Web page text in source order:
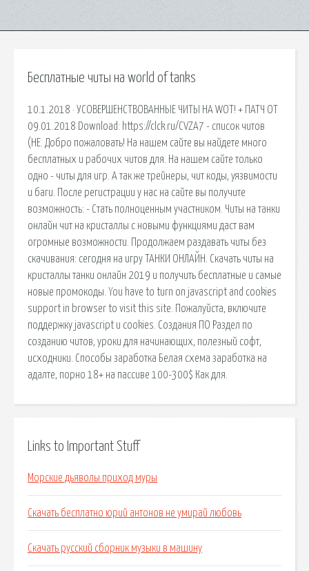
Бесплатные читы на world of tanks
10.1.2018 · УСОВЕРШЕНСТВОВАННЫЕ ЧИТЫ НА WOT! + ПАТЧ ОТ
09.01.2018 Download: https://clck.ru/CVZA7 - список читов
(НЕ. Добро пожаловать! На нашем сайте вы найдете много
бесплатных и рабочих читов для. На нашем сайте только
одно - читы для игр. А так же трейнеры, чит коды, уязвимости
и баги. После регистрации у нас на сайте вы получите
возможность: - Стать полноценным участником. Читы на танки
онлайн чит на кристаллы с новыми функциями даст вам
огромные возможности. Продолжаем раздавать читы без
скачивания: сегодня на игру ТАНКИ ОНЛАЙН. Скачать читы на
кристаллы танки онлайн 2019 и получить бесплатные и самые
новые промокоды. You have to turn on javascript and cookies
support in browser to visit this site. Пожалуйста, включите
поддержку javascript и cookies. Создания ПО Раздел по
созданию читов, уроки для начинающих, полезный софт,
исходники. Способы заработка Белая схема заработка на
адалте, порно 18+ на пассиве 100-300$ Как для.
Links to Important Stuff
Морские дьяволы приход муры
Скачать бесплатно юрий антонов не умирай любовь
Скачать русский сборник музыки в машину